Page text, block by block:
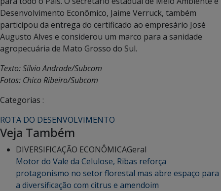
Desenvolvimento Econômico, Jaime Verruck, também
participou da entrega do certificado ao empresário José
Augusto Alves e considerou um marco para a sanidade
agropecuária de Mato Grosso do Sul.
Texto: Sílvio Andrade/Subcom
Fotos: Chico Ribeiro/Subcom
Categorias :
ROTA DO DESENVOLVIMENTO
Veja Também
DIVERSIFICAÇÃO ECONÔMICAGeral
Motor do Vale da Celulose, Ribas reforça
protagonismo no setor florestal mas abre espaço para
a diversificação com citrus e amendoim